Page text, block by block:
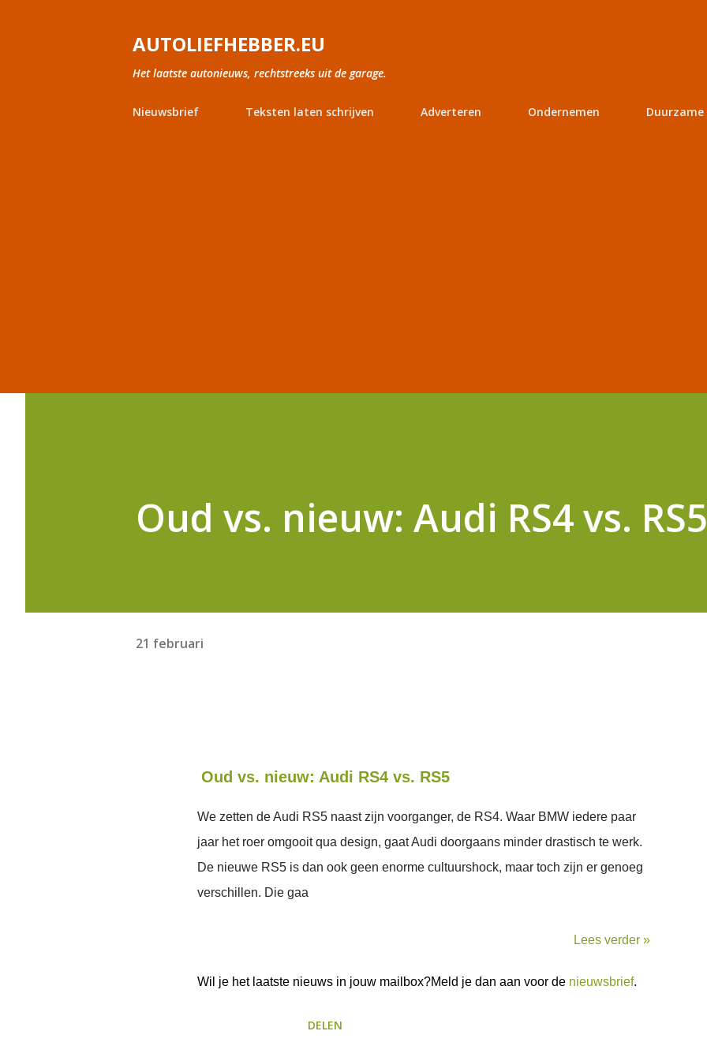
AUTOLIEFHEBBER.EU
Het laatste autonieuws, rechtstreeks uit de garage.
Nieuwsbrief Teksten laten schrijven Adverteren Ondernemen Duurzame
Oud vs. nieuw: Audi RS4 vs. RS5
21 februari
Oud vs. nieuw: Audi RS4 vs. RS5
We zetten de Audi RS5 naast zijn voorganger, de RS4. Waar BMW iedere paar
jaar het roer omgooit qua design, gaat Audi doorgaans minder drastisch te werk.
De nieuwe RS5 is dan ook geen enorme cultuurshock, maar toch zijn er genoeg
verschillen. Die gaa
Lees verder »
Wil je het laatste nieuws in jouw mailbox?Meld je dan aan voor de nieuwsbrief.
DELEN